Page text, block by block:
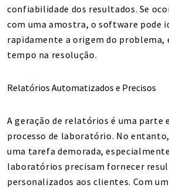
confiabilidade dos resultados. Se
com uma amostra, o software pode
rapidamente a origem do problema,
tempo na resolução.
Relatórios Automatizados e Precisos
A geração de relatórios é uma parte
processo de laboratório. No
uma tarefa demorada,
laboratórios precisam fornecer
personalizados aos clientes. Com